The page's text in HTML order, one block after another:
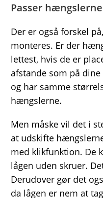
Passer hængslerne
Der er også forskel
monteres. Er der
lettest, hvis de er
afstande som på
og har samme
hængslerne.
Men måske vil det i
at udskifte
med klikfunktion. De
lågen uden skruer.
Derudover gør det
da lågen er nem at